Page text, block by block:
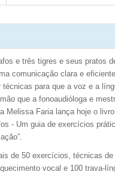
e três tigres e seus pratos
comunicação clara e
técnicas para que a voz e a
que a fonoaudióloga e
Melissa Faria lança hoje o
- Um guia de exercícios
de 50 exercícios, técnicas de
vocal e 100 trava-